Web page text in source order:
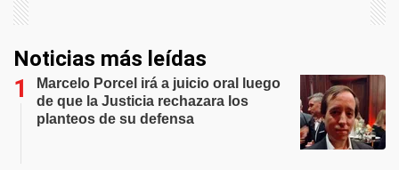
Noticias más leídas
Marcelo Porcel irá a juicio oral luego
de que la Justicia rechazara los
planteos de su defensa